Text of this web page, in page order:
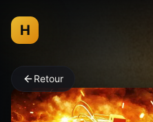
H
Retour